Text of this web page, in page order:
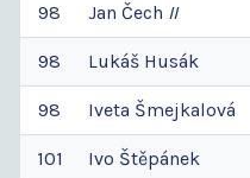
98 Jan Čech II
98 Lukáš Husák
98 Iveta Šmejkalová
101 Ivo Štěpánek